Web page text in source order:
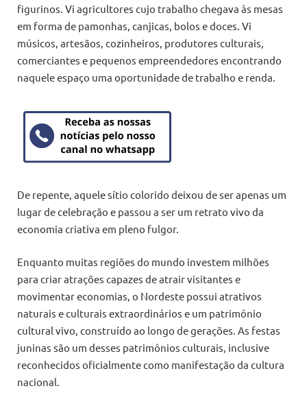
figurinos. Vi agricultores cujo trabalho chegava às mesas
em forma de pamonhas, canjicas, bolos e doces. Vi
músicos, artesãos, cozinheiros, produtores culturais,
comerciantes e pequenos empreendedores encontrando
naquele espaço uma oportunidade de trabalho e renda.
De repente, aquele sítio colorido deixou de ser apenas um
lugar de celebração e passou a ser um retrato vivo da
economia criativa em pleno fulgor.
Enquanto muitas regiões do mundo investem milhões
para criar atrações capazes de atrair visitantes e
movimentar economias, o Nordeste possui atrativos
naturais e culturais extraordinários e um patrimônio
cultural vivo, construído ao longo de gerações. As festas
juninas são um desses patrimônios culturais, inclusive
reconhecidos oficialmente como manifestação da cultura
nacional.